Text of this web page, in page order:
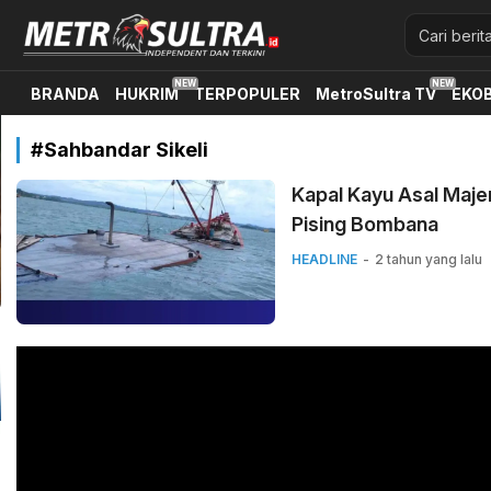
Metrosultra.id
Metrosultra merupakan media berbasisonline di sulawesi
BRANDA HUKRIM TERPOPULER MetroSultra TV
#Sahbandar Sikeli
Kapal Kayu Asal
Pising Bombana
HEADLINE 2 tahun yang lalu